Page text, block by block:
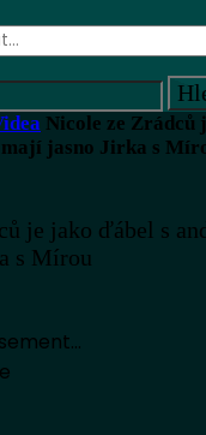
Nicole ze Zrádců
jasno Jirka s
je jako ďábel s
s Mírou